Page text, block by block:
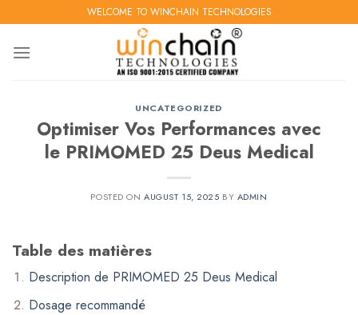
to
content
WELCOME TO WINCHAIN TECHNOLOGIES
UNCATEGORIZED
Optimiser Vos Performances avec
le PRIMOMED 25 Deus Medical
POSTED ONAUGUST 15, 2025 BY ADMIN
Table des matières
Description de PRIMOMED 25 Deus Medical
Dosage recommandé